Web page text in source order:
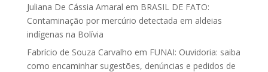
Juliana De Cássia Amaral em BRASIL DE FATO:
Contaminação por mercúrio detectada em aldeias
indígenas na Bolívia
Fabrício de Souza Carvalho em FUNAI: Ouvidoria: saiba
como encaminhar sugestões, denúncias e pedidos de